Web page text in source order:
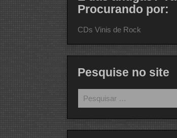
Procurando por:
CDs Vinis de Rock
Pesquise no site
por: